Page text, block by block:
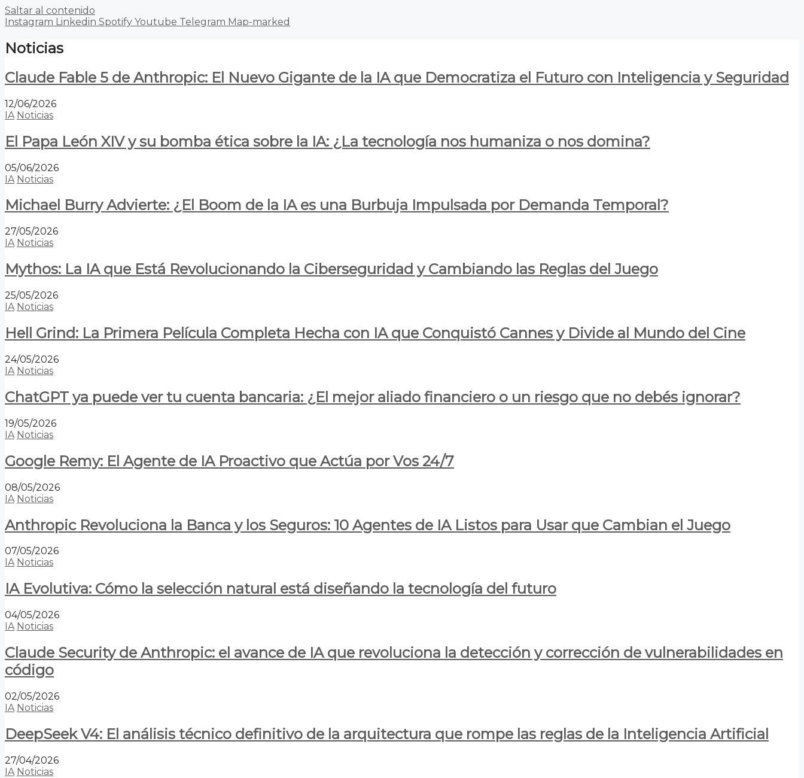
Saltar al contenido
Instagram Linkedin Spotify Youtube Telegram Map-marked
Noticias
Claude Fable 5 de Anthropic: El Nuevo Gigante de la IA que Democratiza el Futuro con Inteligencia y Seguridad
12/06/2026
IA Noticias
El Papa León XIV y su bomba ética sobre la IA: ¿La tecnología nos humaniza o nos domina?
05/06/2026
IA Noticias
Michael Burry Advierte: ¿El Boom de la IA es una Burbuja Impulsada por Demanda Temporal?
27/05/2026
IA Noticias
Mythos: La IA que Está Revolucionando la Ciberseguridad y Cambiando las Reglas del Juego
25/05/2026
IA Noticias
Hell Grind: La Primera Película Completa Hecha con IA que Conquistó Cannes y Divide al Mundo del Cine
24/05/2026
IA Noticias
ChatGPT ya puede ver tu cuenta bancaria: ¿El mejor aliado financiero o un riesgo que no debés ignorar?
19/05/2026
IA Noticias
Google Remy: El Agente de IA Proactivo que Actúa por Vos 24/7
08/05/2026
IA Noticias
Anthropic Revoluciona la Banca y los Seguros: 10 Agentes de IA Listos para Usar que Cambian el Juego
07/05/2026
IA Noticias
IA Evolutiva: Cómo la selección natural está diseñando la tecnología del futuro
04/05/2026
IA Noticias
Claude Security de Anthropic: el avance de IA que revoluciona la detección y corrección de vulnerabilidades en
código
02/05/2026
IA Noticias
DeepSeek V4: El análisis técnico definitivo de la arquitectura que rompe las reglas de la Inteligencia Artificial
27/04/2026
IA Noticias